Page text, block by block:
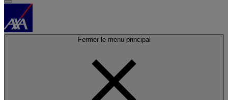
Fermer le menu principal